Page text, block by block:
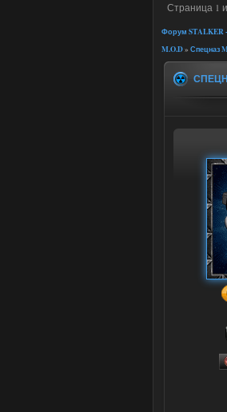
Страница 1
Форум STALKER
M.O.D» Спецназ